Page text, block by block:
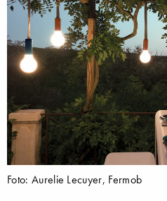
Foto: Aurelie Lecuyer, Fermob